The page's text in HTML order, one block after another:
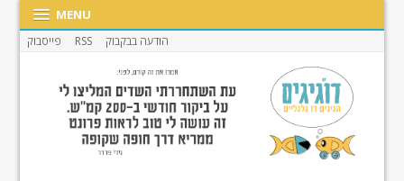
MENU
הודעה בבקבוק RSS פייסבוק